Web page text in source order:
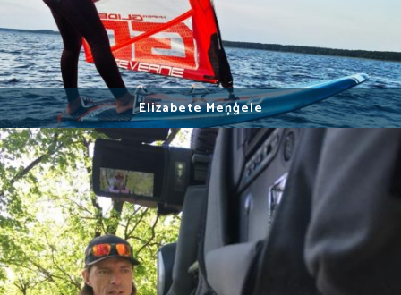
Elizabete Meņģele